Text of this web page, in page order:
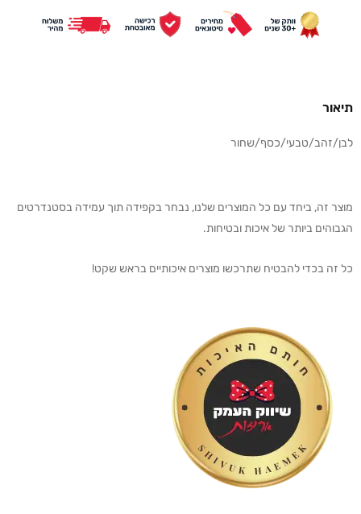
תיאור
לבן/זהב/טבעי/כסף/שחור
מוצר זה, ביחד עם כל המוצרים שלנו, נבחר בקפידה תוך עמידה בסטנדרטים
הגבוהים ביותר של איכות ובטיחות.
כל זה בכדי להבטיח שתרכשו מוצרים איכותיים בראש שקט!